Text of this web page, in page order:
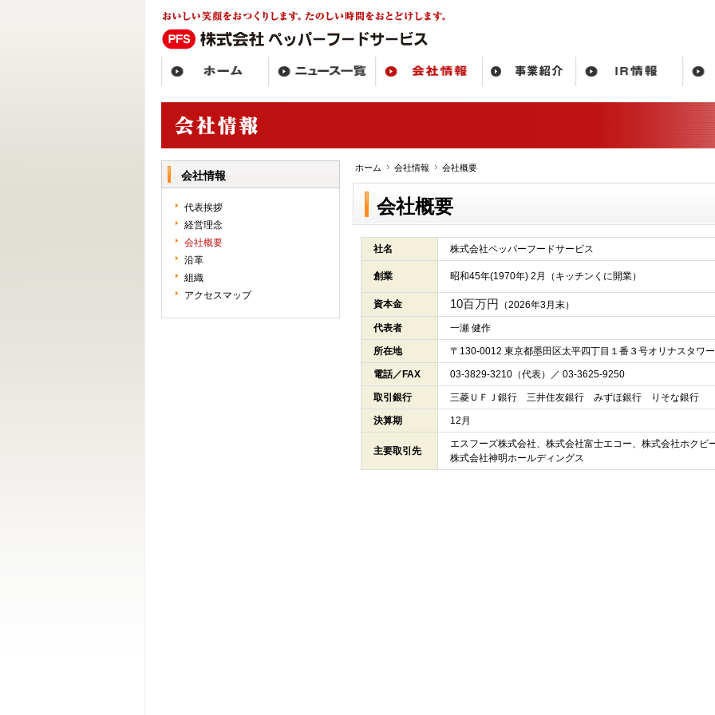
会社情報
代表挨拶
経営理念
会社概要
沿革
組織
アクセスマップ
ホーム 会社情報 会社概要
会社概要
社名 株式会社ペッパーフードサービス
創業 昭和45年(1970年) 2月（キッチンくに開業）
資本金 10百万円 （2026年3月末）
代表者 一瀬 健作
所在地 〒130-0012 東京都墨田区太平四丁目１番３号オリナスタワ
電話／FAX 03-3829-3210（代表）／ 03-3625-9250
取引銀行 三菱ＵＦＪ銀行 三井住友銀行 みずほ銀行 りそな銀行
決算期 12月
主要取引先
エスフーズ株式会社、株式会社富士エコー、株式会社ホクビ
株式会社神明ホールディングス